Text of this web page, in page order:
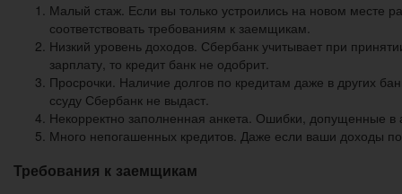
Малый стаж. Если вы только устроились на новом месте
соответствовать требованиям к заемщикам.
Низкий уровень доходов. Сбербанк учитывает при
зарплату, то кредит банк не одобрит.
Просрочки. Наличие долгов по кредитам даже в других
ссуду Сбербанк не выдаст.
Некорректно заполненная анкета. Ошибки, допущенные в
Много непогашенных кредитов. Даже если ваши доходы
Требования к заемщикам